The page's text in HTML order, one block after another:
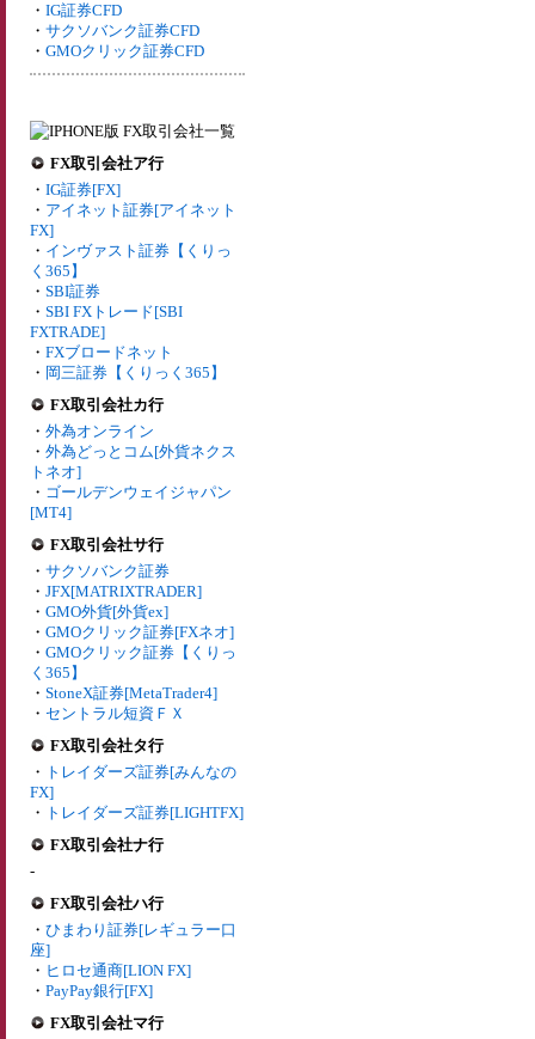
・ IG証券CFD
・ サクソバンク証券CFD
・ GMOクリック証券CFD
FX取引会社ア行
・ IG証券[FX]
・ アイネット証券[アイネット
FX]
・ インヴァスト証券【くりっ
く365】
・ SBI証券
・ SBI FXトレード[SBI
FXTRADE]
・ FXブロードネット
・ 岡三証券【くりっく365】
FX取引会社カ行
・ 外為オンライン
・ 外為どっとコム[外貨ネクス
トネオ]
・ ゴールデンウェイジャパン
[MT4]
FX取引会社サ行
・ サクソバンク証券
・ JFX[MATRIXTRADER]
・ GMO外貨[外貨ex]
・ GMOクリック証券[FXネオ]
・ GMOクリック証券【くりっ
く365】
・ StoneX証券[MetaTrader4]
・ セントラル短資ＦＸ
FX取引会社タ行
・ トレイダーズ証券[みんなの
FX]
・ トレイダーズ証券[LIGHTFX]
FX取引会社ナ行
-
FX取引会社ハ行
・ ひまわり証券[レギュラー口
座]
・ ヒロセ通商[LION FX]
・ PayPay銀行[FX]
FX取引会社マ行